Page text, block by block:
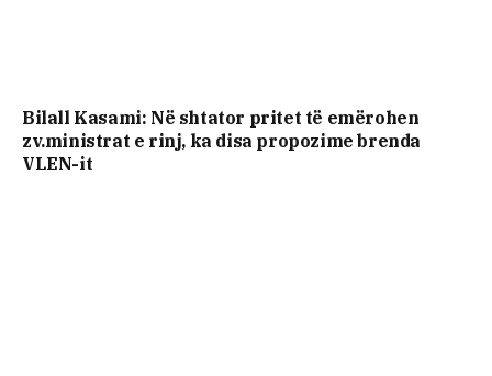
Bilall Kasami: Në shtator pritet të emërohen
zv.ministrat e rinj, ka disa propozime brenda
VLEN-it